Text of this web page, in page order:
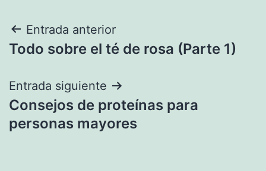
Navegación
de
entradas
Entrada anterior
Todo sobre el té de rosa (Parte 1)
Entrada siguiente
Consejos de proteínas para
personas mayores